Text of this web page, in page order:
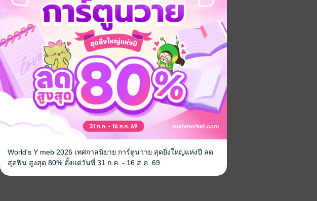
World's Y meb 2026 เทศกาลนิยาย การ์ตูนวาย สุดยิ่งใหญ่แห่งปี ลด
สุดฟิน สูงสุด 80% ตั้งแต่วันที่ 31 ก.ค. - 16 ส.ค. 69